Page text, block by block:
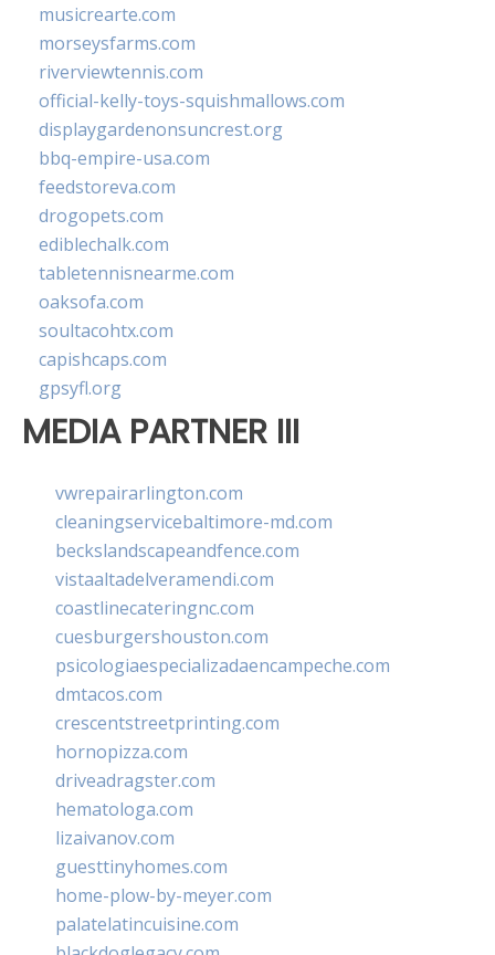
musicrearte.com
morseysfarms.com
riverviewtennis.com
official-kelly-toys-squishmallows.com
displaygardenonsuncrest.org
bbq-empire-usa.com
feedstoreva.com
drogopets.com
ediblechalk.com
tabletennisnearme.com
oaksofa.com
soultacohtx.com
capishcaps.com
gpsyfl.org
MEDIA PARTNER III
vwrepairarlington.com
cleaningservicebaltimore-md.com
beckslandscapeandfence.com
vistaaltadelveramendi.com
coastlinecateringnc.com
cuesburgershouston.com
psicologiaespecializadaencampeche.com
dmtacos.com
crescentstreetprinting.com
hornopizza.com
driveadragster.com
hematologa.com
lizaivanov.com
guesttinyhomes.com
home-plow-by-meyer.com
palatelatincuisine.com